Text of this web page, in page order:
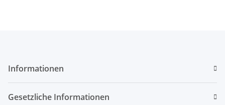
Informationen
Gesetzliche Informationen